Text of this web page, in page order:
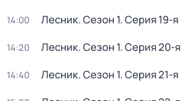
14:00 Лесник. Сезон 1. Серия 19-я
14:20 Лесник. Сезон 1. Серия 20-я
14:40 Лесник. Сезон 1. Серия 21-я